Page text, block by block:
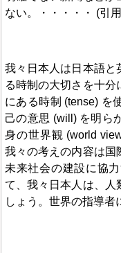
ない。・・・・・ (引
我々日本人は日本語と
る時制の大切さを十
にある時制 (tense) を
己の意思 (will) を明ら
身の世界観 (world
我々の考えの内容は国
未来社会の建設に協
て、我々日本人は、人
しょう。世界の